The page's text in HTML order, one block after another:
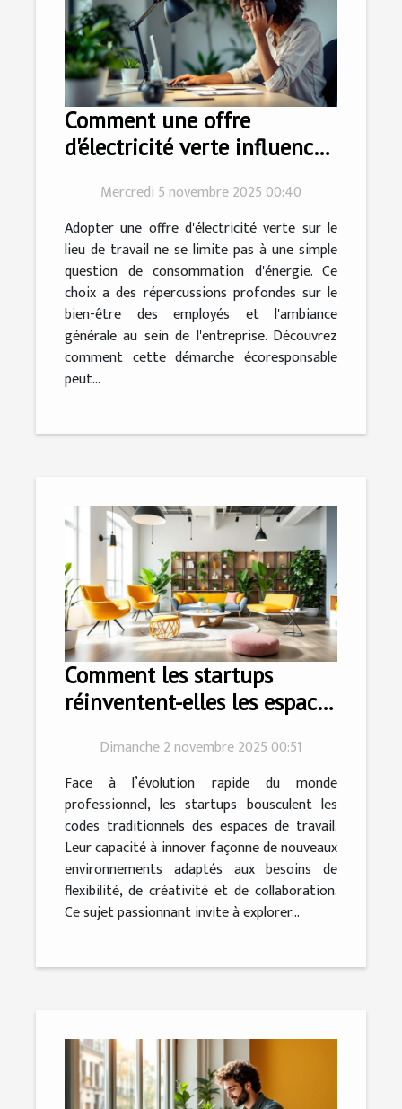
Comment une offre
d'électricité verte influence-
employés ?
Mercredi 5 novembre 2025 00:40
Adopter une offre d'électricité verte sur le
lieu de travail ne se limite pas à une simple
question de consommation d'énergie. Ce
choix a des répercussions profondes sur le
bien-être des employés et l'ambiance
générale au sein de l'entreprise. Découvrez
comment cette démarche écoresponsable
peut...
Comment les startups
réinventent-elles les espaces
Dimanche 2 novembre 2025 00:51
Face à l’évolution rapide du monde
professionnel, les startups bousculent les
codes traditionnels des espaces de travail.
Leur capacité à innover façonne de nouveaux
environnements adaptés aux besoins de
flexibilité, de créativité et de collaboration.
Ce sujet passionnant invite à explorer...